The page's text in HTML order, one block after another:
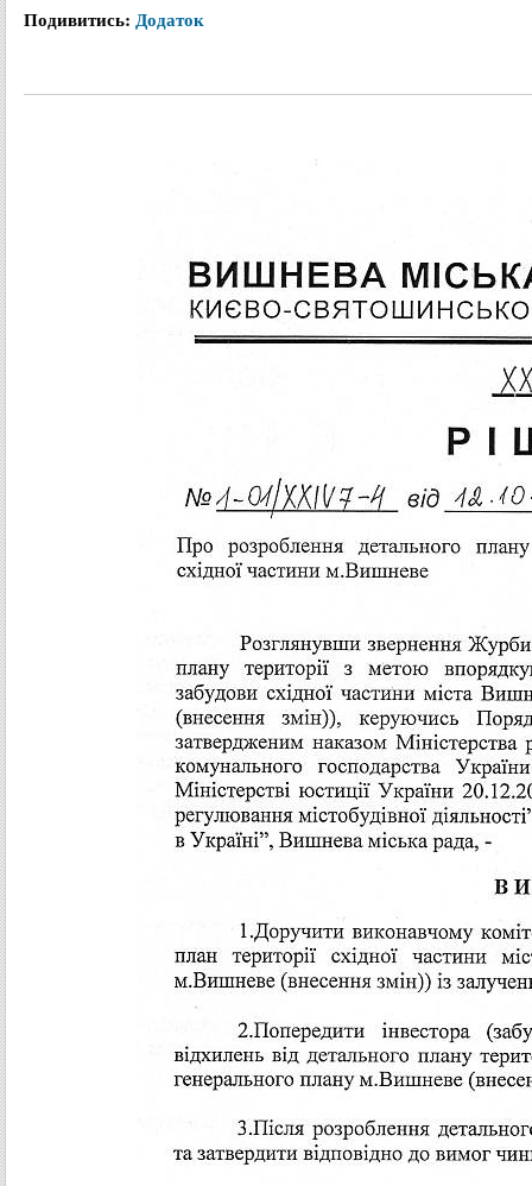
Подивитись: Додаток